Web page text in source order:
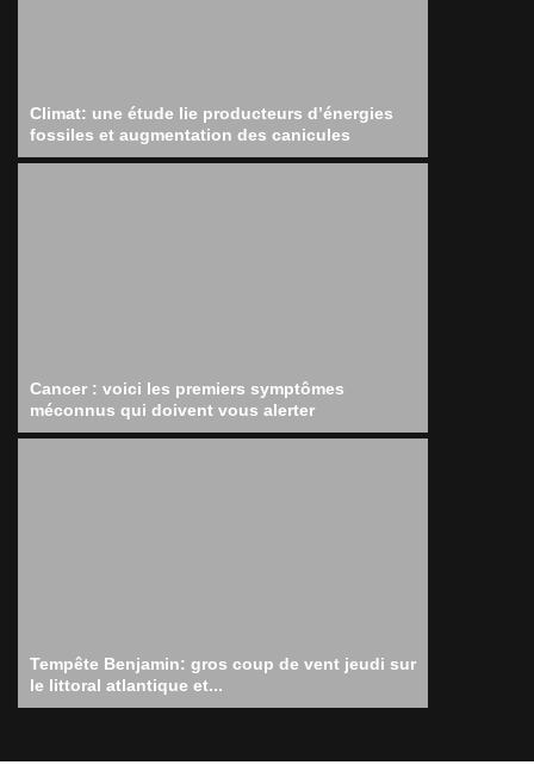
Climat: une étude lie producteurs d’énergies
fossiles et augmentation des canicules
Cancer : voici les premiers symptômes
méconnus qui doivent vous alerter
Tempête Benjamin: gros coup de vent jeudi sur
le littoral atlantique et...